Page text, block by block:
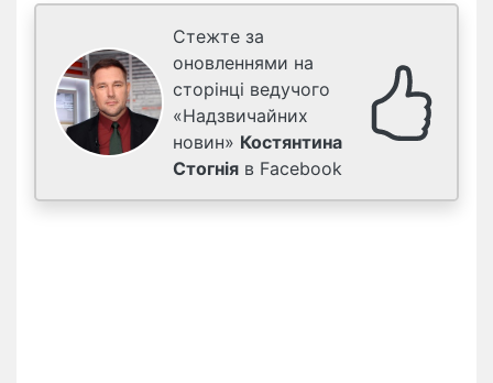
Стежте за
оновленнями на
сторінці ведучого
«Надзвичайних
новин» Костянтина
Стогнія в Facebook